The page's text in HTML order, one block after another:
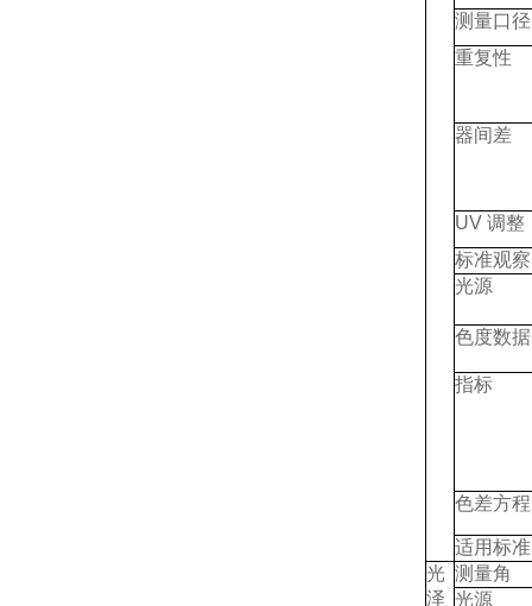
测量口径
重复性
器间差
UV 调整
标准观
光源
色度数据
指标
色差方程
适用标准
光
泽
测量角
光源